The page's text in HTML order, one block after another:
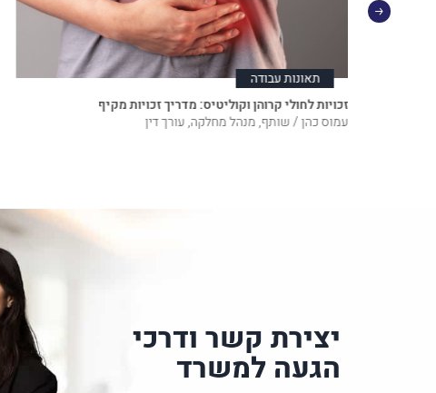
תאונות עבודה
זכויות לחולי קרוהן וקוליטיס: מדריך זכויות מקיף
עמוס כהן / שותף, מנהל מחלקה, עורך דין
יצירת קשר ודרכי
הגעה למשרד